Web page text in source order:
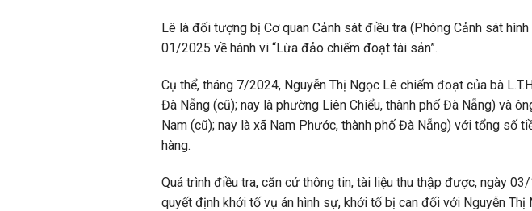
Lê là đối tượng bị Cơ quan Cảnh sát điều tra (Phòng Cảnh sát
01/2025 về hành vi “Lừa đảo chiếm đoạt tài sản”.
Cụ thể, tháng 7/2024, Nguyễn Thị Ngọc Lê chiếm đoạt của bà
Đà Nẵng (cũ); nay là phường Liên Chiểu, thành phố Đà Nẵng) và
Nam (cũ); nay là xã Nam Phước, thành phố Đà Nẵng) với tổng số
hàng.
Quá trình điều tra, căn cứ thông tin, tài liệu thu thập được, ngày
quyết định khởi tố vụ án hình sự, khởi tố bị can đối với Nguyễn Thị